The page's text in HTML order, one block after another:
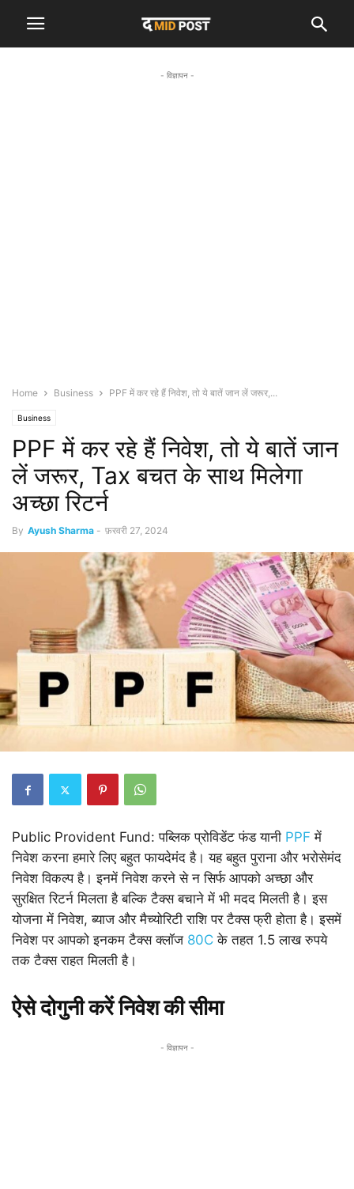
- विज्ञापन -
Home Business PPF में कर रहे हैं निवेश, तो ये बातें जान लें जरूर,...
Business
PPF में कर रहे हैं निवेश, तो ये बातें जान
लें जरूर, Tax बचत के साथ मिलेगा
अच्छा रिटर्न
By Ayush Sharma - फ़रवरी 27, 2024
Public Provident Fund: पब्लिक प्रोविडेंट फंड यानी PPF में
निवेश करना हमारे लिए बहुत फायदेमंद है। यह बहुत पुराना और भरोसेमंद
निवेश विकल्प है। इनमें निवेश करने से न सिर्फ आपको अच्छा और
सुरक्षित रिटर्न मिलता है बल्कि टैक्स बचाने में भी मदद मिलती है। इस
योजना में निवेश, ब्याज और मैच्योरिटी राशि पर टैक्स फ्री होता है। इसमें
निवेश पर आपको इनकम टैक्स क्लॉज 80C के तहत 1.5 लाख रुपये
तक टैक्स राहत मिलती है।
ऐसे दोगुनी करें निवेश की सीमा
- विज्ञापन -